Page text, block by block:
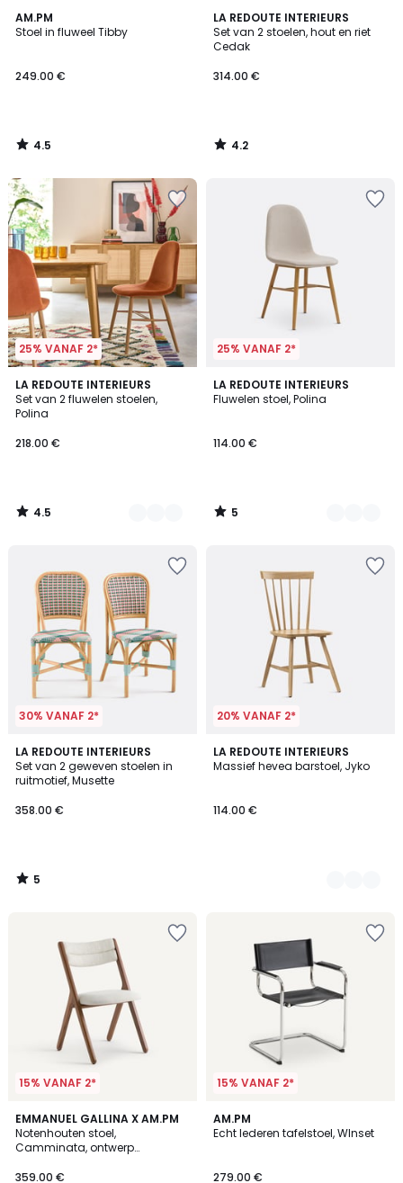
AM.PM
Stoel in fluweel Tibby
249.00 €
4.5
/ 5
4.5
/
LA REDOUTE INTERIEURS
Set van 2 stoelen, hout en riet
Cedak
314.00 €
4.2
/ 5
4.2
/
25% VANAF 2*
LA REDOUTE INTERIEURS
Set van 2 fluwelen stoelen,
Polina
218.00 €
4.5
/ 5
3
Kleuren
4.5
/
25% VANAF 2*
LA REDOUTE INTERIEURS
Fluwelen stoel, Polina
114.00 €
5
/
3
Kleuren
5
/
30% VANAF 2*
LA REDOUTE INTERIEURS
Set van 2 geweven stoelen in
ruitmotief, Musette
358.00 €
5
/
5
5
/
20% VANAF 2*
LA REDOUTE INTERIEURS
Massief hevea barstoel, Jyko
114.00 €
3
Kleuren
15% VANAF 2*
EMMANUEL GALLINA X AM.PM
Notenhouten stoel,
Camminata, ontwerp
359.00 €
5
/
5
15% VANAF 2*
AM.PM
Echt lederen tafelstoel, WInset
279.00 €
4.7
/ 5
2
Kleuren